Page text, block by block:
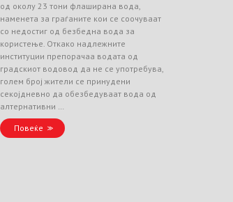
од околу 23 тони флаширана вода,
наменета за граѓаните кои се соочуваат
со недостиг од безбедна вода за
користење. Откако надлежните
институции препорачаа водата од
градскиот водовод да не се употребува,
голем број жители се принудени
секојдневно да обезбедуваат вода од
алтернативни …
Повеќе